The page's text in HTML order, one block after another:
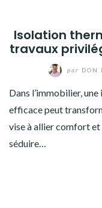
Isolation
travaux
par DON
Dans l’immobilier,
efficace peut
vise à allier comfort
séduire…